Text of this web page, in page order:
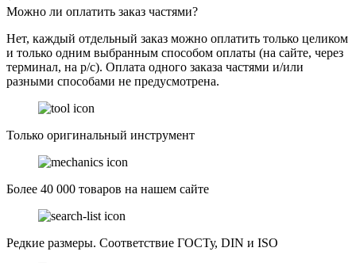
Можно ли оплатить заказ частями?
Нет, каждый отдельный заказ можно оплатить только целиком
и только одним выбранным способом оплаты (на сайте, через
терминал, на р/с). Оплата одного заказа частями и/или
разными способами не предусмотрена.
Только оригинальный инструмент
Более 40 000 товаров на нашем сайте
Редкие размеры. Соответствие ГОСТу, DIN и ISO